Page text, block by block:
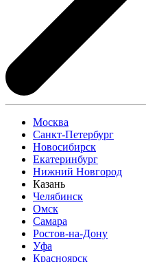
Москва
Санкт-Петербург
Новосибирск
Екатеринбург
Нижний Новгород
Казань
Челябинск
Омск
Самара
Ростов-на-Дону
Уфа
Красноярск